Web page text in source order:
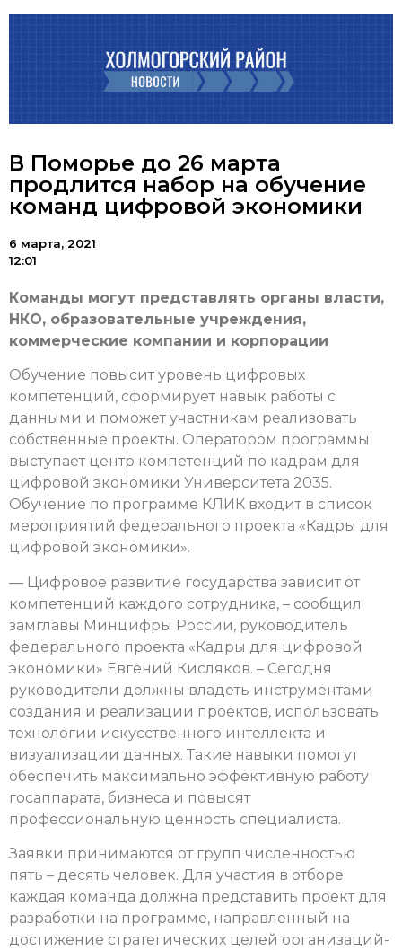
В Поморье до 26 марта
продлится набор на обучение
команд цифровой экономики
6 марта, 2021
12:01
Команды могут представлять органы власти,
НКО, образовательные учреждения,
коммерческие компании и корпорации
Обучение повысит уровень цифровых
компетенций, сформирует навык работы с
данными и поможет участникам реализовать
собственные проекты. Оператором программы
выступает центр компетенций по кадрам для
цифровой экономики Университета 2035.
Обучение по программе КЛИК входит в список
мероприятий федерального проекта «Кадры для
цифровой экономики».
— Цифровое развитие государства зависит от
компетенций каждого сотрудника, – сообщил
замглавы Минцифры России, руководитель
федерального проекта «Кадры для цифровой
экономики» Евгений Кисляков. – Сегодня
руководители должны владеть инструментами
создания и реализации проектов, использовать
технологии искусственного интеллекта и
визуализации данных. Такие навыки помогут
обеспечить максимально эффективную работу
госаппарата, бизнеса и повысят
профессиональную ценность специалиста.
Заявки принимаются от групп численностью
пять – десять человек. Для участия в отборе
каждая команда должна представить проект для
разработки на программе, направленный на
достижение стратегических целей организаций-